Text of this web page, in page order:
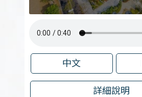
中文
詳細說明